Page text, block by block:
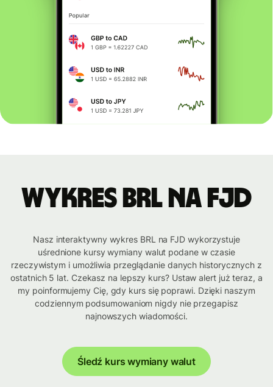
Wykres BRL na FJD
Nasz interaktywny wykres BRL na FJD wykorzystuje
uśrednione kursy wymiany walut podane w czasie
rzeczywistym i umożliwia przeglądanie danych historycznych z
ostatnich 5 lat. Czekasz na lepszy kurs? Ustaw alert już teraz, a
my poinformujemy Cię, gdy kurs się poprawi. Dzięki naszym
codziennym podsumowaniom nigdy nie przegapisz
najnowszych wiadomości.
Śledź kurs wymiany walut